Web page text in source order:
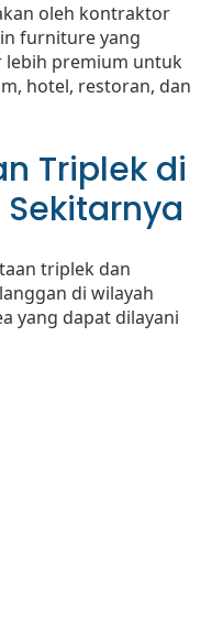
oleh kontraktor
furniture yang
premium untuk
hotel, restoran, dan
Triplek di
triplek dan
di wilayah
yang dapat dilayani